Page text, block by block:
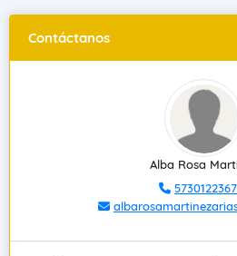
Contáctanos
Alba Rosa